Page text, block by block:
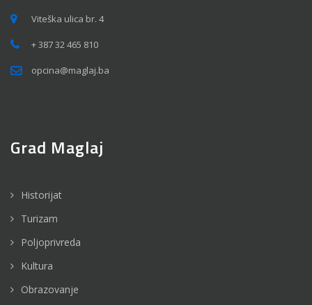
Viteška ulica br. 4
+ 387 32 465 810
opcina@maglaj.ba
Grad Maglaj
Historijat
Turizam
Poljoprivreda
Kultura
Obrazovanje